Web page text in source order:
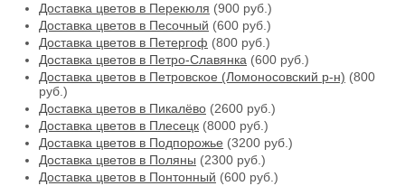
Доставка цветов в Перекюля (900 руб.)
Доставка цветов в Песочный (600 руб.)
Доставка цветов в Петергоф (800 руб.)
Доставка цветов в Петро-Славянка (600 руб.)
Доставка цветов в Петровское (Ломоносовский р-н) (800
руб.)
Доставка цветов в Пикалёво (2600 руб.)
Доставка цветов в Плесецк (8000 руб.)
Доставка цветов в Подпорожье (3200 руб.)
Доставка цветов в Поляны (2300 руб.)
Доставка цветов в Понтонный (600 руб.)